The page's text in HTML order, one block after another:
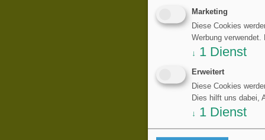
Marketing
Diese Cookies
Werbung
↓ 1 Dienst
Erweitert
Diese Cookies
Dies hilft uns dabei,
↓ 1 Dienst